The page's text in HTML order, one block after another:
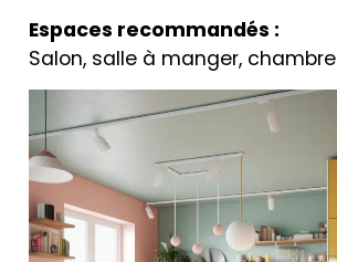
Espaces recommandés :
Salon, salle à manger, chambre